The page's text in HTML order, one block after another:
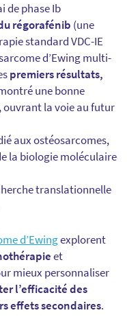
de phase Ib
régorafénib (une
standard VDC-IE
d’Ewing multi-
premiers résultats,
une bonne
la voie au futur
aux ostéosarcomes,
la biologie moléculaire
translationnelle
d’Ewingexplorent
et
mieux personnaliser
l’efficacité des
effets secondaires.